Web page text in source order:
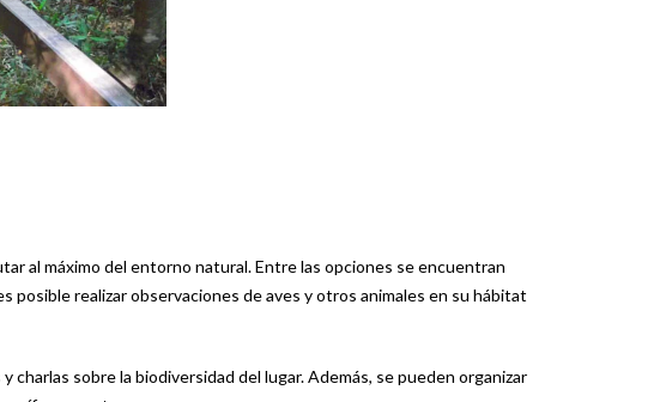
al máximo del entorno natural. Entre las opciones se encuentran
posible realizar observaciones de aves y otros animales en su hábitat
sobre la biodiversidad del lugar. Además, se pueden organizar